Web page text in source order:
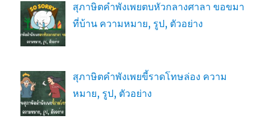
สุภาษิตคำพังเพยตบหัวกลางศาลา ขอขมา
ที่บ้าน ความหมาย, รูป, ตัวอย่าง
สุภาษิตคำพังเพยขี้ราดโทษล่อง ความ
หมาย, รูป, ตัวอย่าง